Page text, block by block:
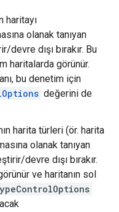
haritayı
olanak tanıyan
dışı bırakır. Bu
haritalarda görünür.
bu denetim için
değerini de
harita türleri (ör. harita
olanak tanıyan
devre dışı bırakır.
ve haritanın sol